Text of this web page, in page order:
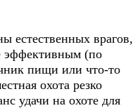
естественных врагов,
эффективным (по
пищи или что-то
охота резко
удачи на охоте для